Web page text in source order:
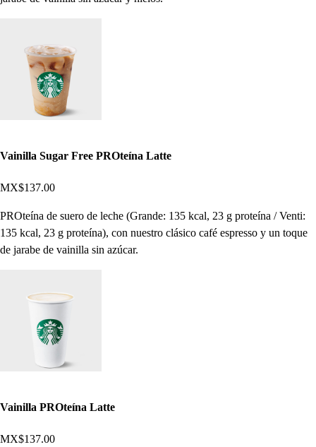
Vainilla Sugar Free PROteína Latte
MX$137.00
PROteína de suero de leche (Grande: 135 kcal, 23 g proteína / Venti:
135 kcal, 23 g proteína), con nuestro clásico café espresso y un toque
de jarabe de vainilla sin azúcar.
Vainilla PROteína Latte
MX$137.00